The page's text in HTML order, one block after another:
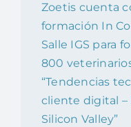
Zoetis cuenta
formación In
Salle IGS para
800
“Tendencias
cliente digital –
Silicon Valley”